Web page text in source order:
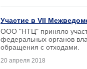
Участие в VII
ООО "НТЦ" приняло
федеральных органов
обращения с отходами.
20 апреля 2018